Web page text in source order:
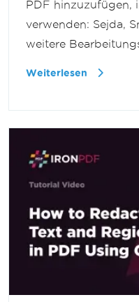
PDF hinzuzufügen,
verwenden: Sejda,
weitere
Weiterlesen